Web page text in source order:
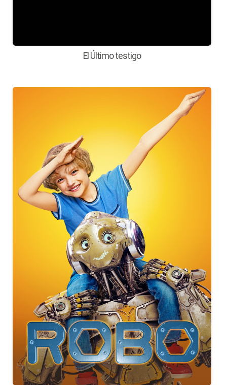
El Último testigo